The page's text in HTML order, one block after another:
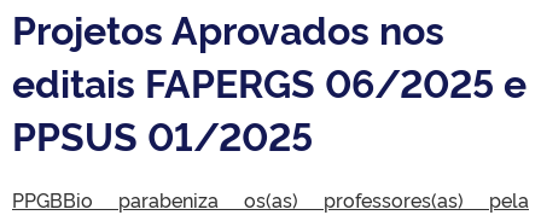
Projetos Aprovados nos
editais FAPERGS 06/2025 e
PPSUS 01/2025
PPGBBio parabeniza os(as) professores(as) pela